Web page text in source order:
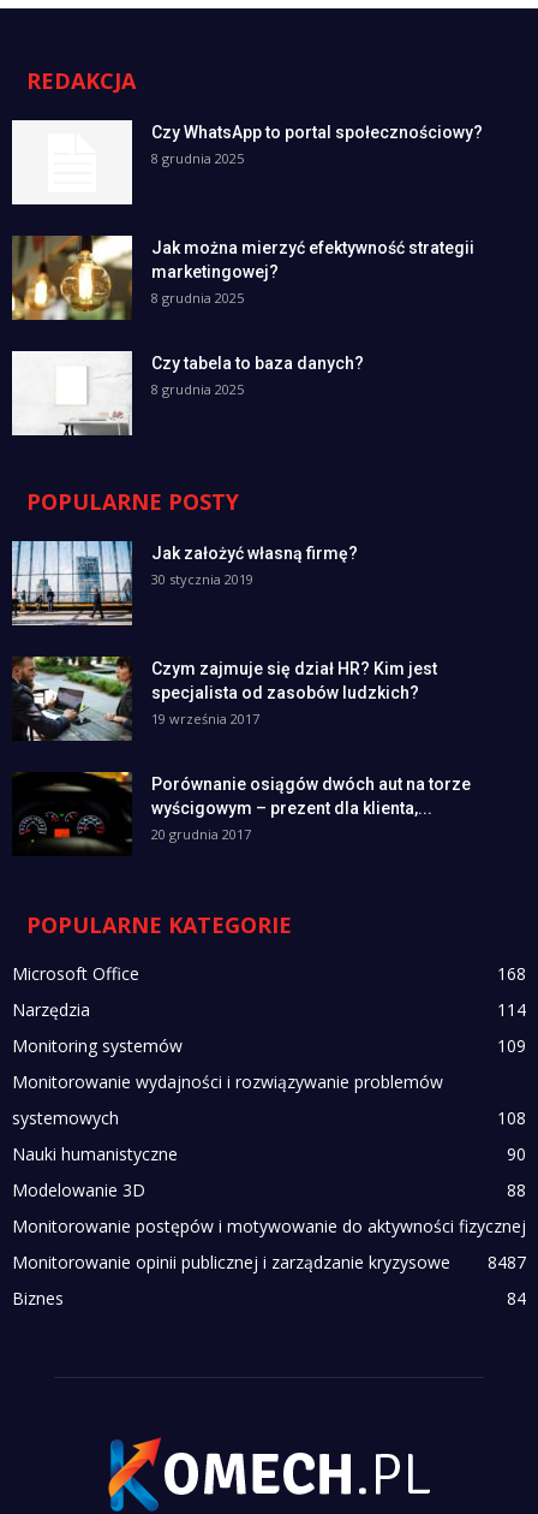
REDAKCJA
Czy WhatsApp to portal społecznościowy?
8 grudnia 2025
Jak można mierzyć efektywność strategii
marketingowej?
8 grudnia 2025
Czy tabela to baza danych?
8 grudnia 2025
POPULARNE POSTY
Jak założyć własną firmę?
30 stycznia 2019
Czym zajmuje się dział HR? Kim jest
specjalista od zasobów ludzkich?
19 września 2017
Porównanie osiągów dwóch aut na torze
wyścigowym – prezent dla klienta,...
20 grudnia 2017
POPULARNE KATEGORIE
Microsoft Office
168
Narzędzia
114
Monitoring systemów
109
Monitorowanie wydajności i rozwiązywanie problemów
systemowych
108
Nauki humanistyczne
90
Modelowanie 3D
88
Monitorowanie postępów i motywowanie do aktywności fizycznej
87
Monitorowanie opinii publicznej i zarządzanie kryzysowe
84
Biznes
84